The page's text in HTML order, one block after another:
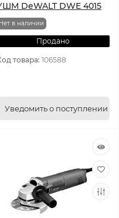
DeWALT DWE 4015
Нет в наличии
Продано
товара: 106588
Уведомить о поступлении